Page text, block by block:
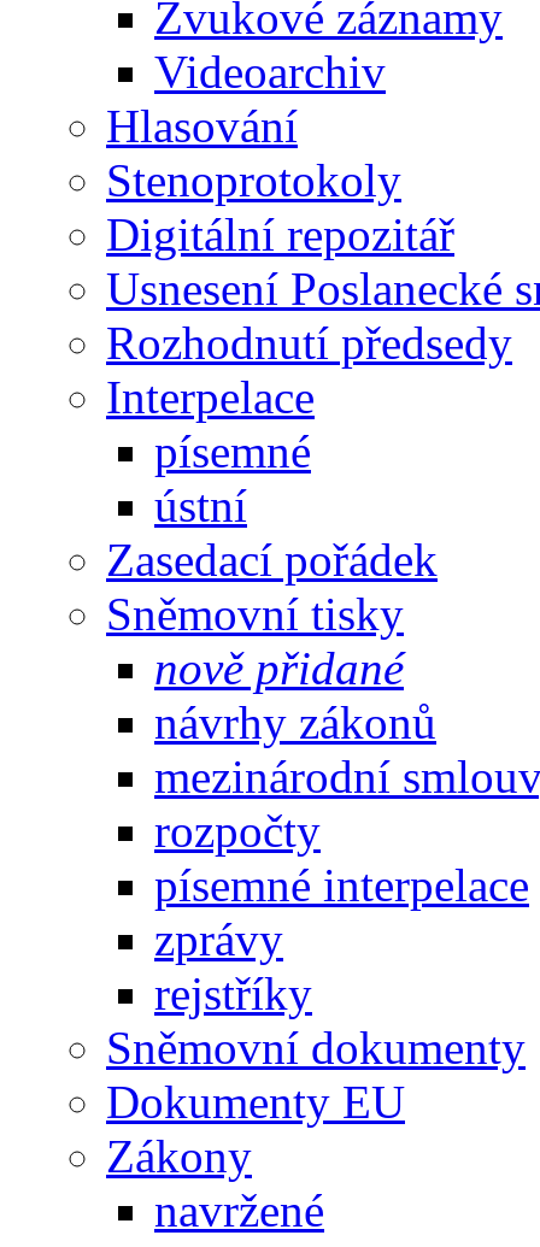
Zvukové záznamy
Videoarchiv
Hlasování
Stenoprotokoly
Digitální repozitář
Usnesení Poslanecké
Rozhodnutí předsedy
Interpelace
písemné
ústní
Zasedací pořádek
Sněmovní tisky
nově přidané
návrhy zákonů
mezinárodní
rozpočty
písemné interpelace
zprávy
rejstříky
Sněmovní dokumenty
Dokumenty EU
Zákony
navržené